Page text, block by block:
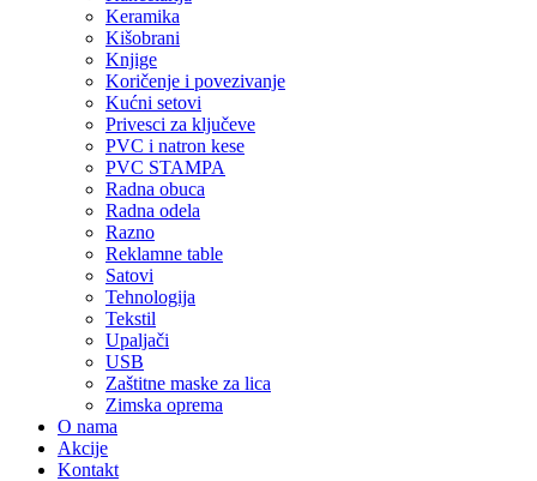
Keramika
Kišobrani
Knjige
Koričenje i povezivanje
Kućni setovi
Privesci za ključeve
PVC i natron kese
PVC STAMPA
Radna obuca
Radna odela
Razno
Reklamne table
Satovi
Tehnologija
Tekstil
Upaljači
USB
Zaštitne maske za lica
Zimska oprema
O nama
Akcije
Kontakt